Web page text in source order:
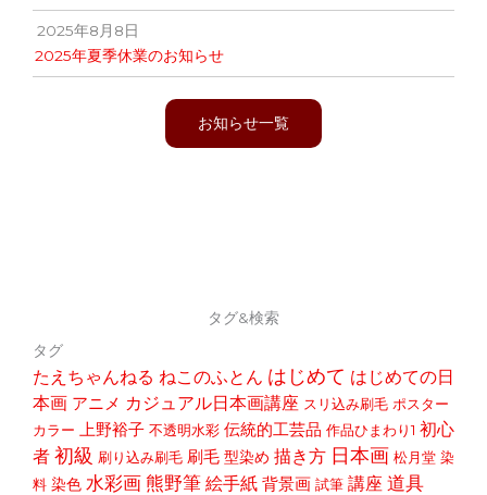
2025年8月8日
2025年夏季休業のお知らせ
お知らせ一覧
タグ&検索
タグ
たえちゃんねる ねこのふとん はじめて はじめての日
本画 アニメ カジュアル日本画講座 スリ込み刷毛 ポスター
カラー
上野裕子 不透明水彩 伝統的工芸品 作品ひまわり1 初心
者 初級 刷り込み刷毛 刷毛 型染め 描き方 日本画 松月堂 染
料 染色 水彩画 熊野筆 絵手紙 背景画 試筆 講座 道具